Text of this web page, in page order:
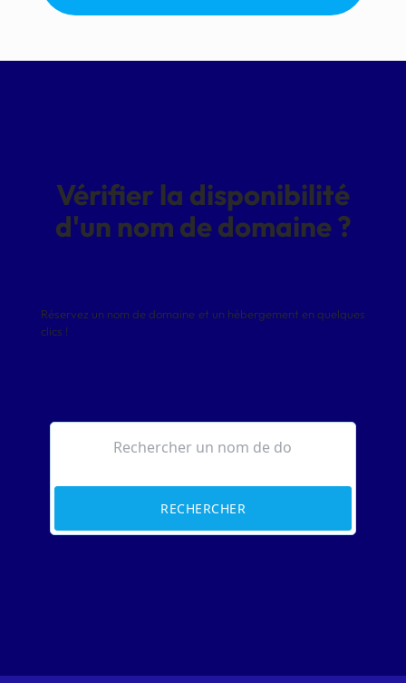
Vérifier la disponibilité
d'un nom de domaine ?
Réservez un nom de domaine et un hébergement en quelques
clics !
RECHERCHER